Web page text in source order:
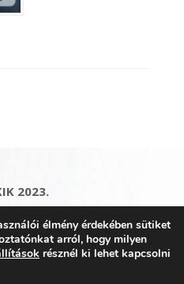
2023.
|Impresszum|
Honlaptérképélmény érdekében sütiket
arról, hogy milyen
résznél ki lehet kapcsolni